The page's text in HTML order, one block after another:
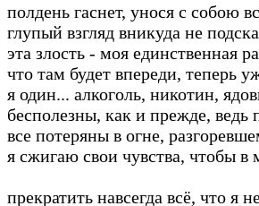
полдень гаснет, унося с собою
глупый взгляд вникуда не
эта злость - моя единственная
что там будет впереди, теперь
я один... алкоголь, никотин,
бесполезны, как и прежде, ведь
все потеряны в огне,
я сжигаю свои чувства, чтобы в
прекратить навсегда всё, что я